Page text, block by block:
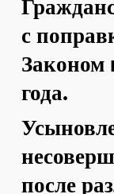
с
Законом
года.